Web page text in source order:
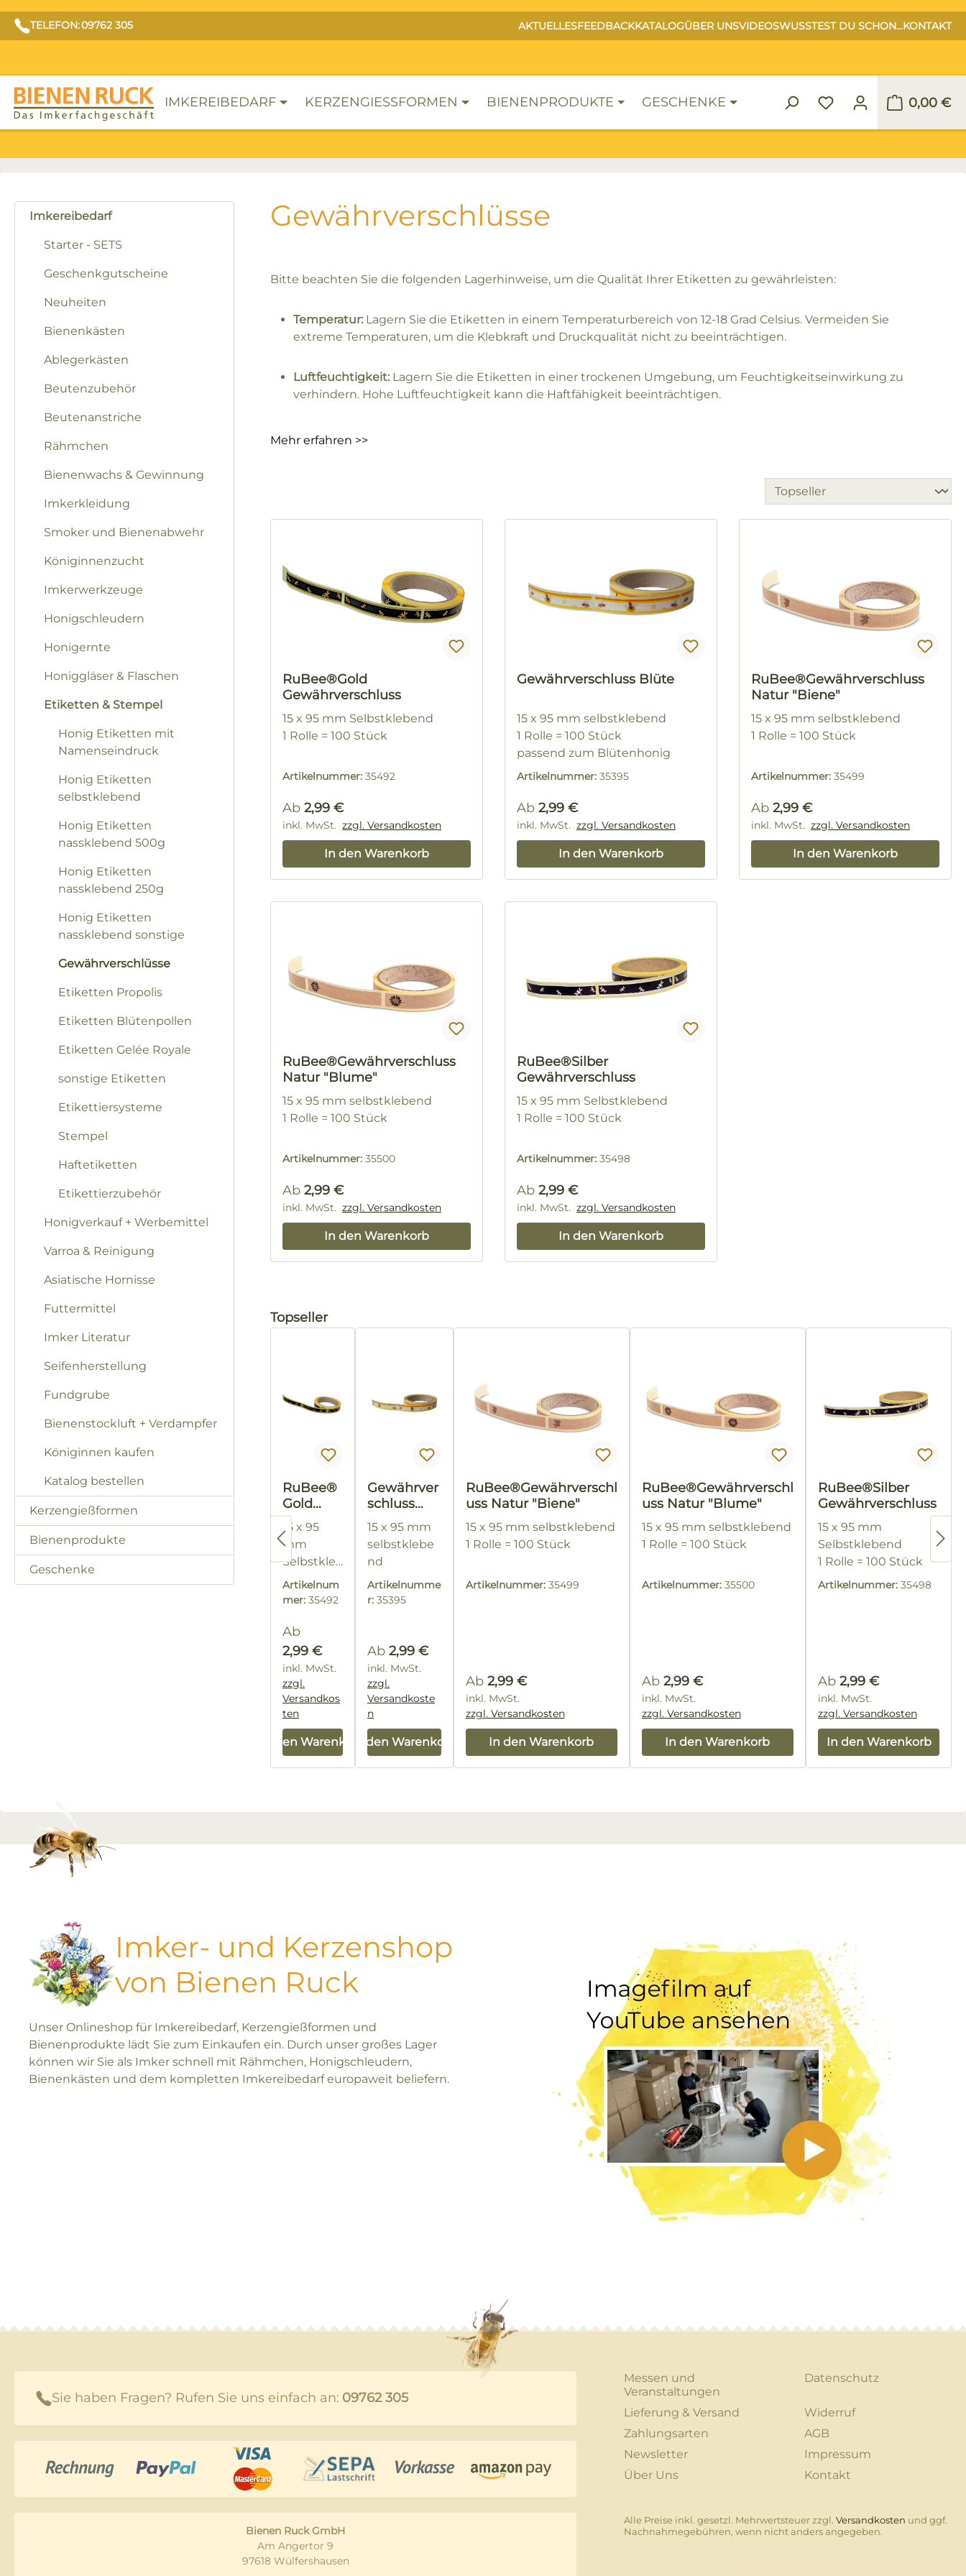
TELEFON: 09762 305 AKTUELLESFEEDBACKKATALOGÜBER UNSVIDEOSWUSSTEST DU SCHON...KONTAKT
IMKEREIBEDARF KERZENGIESSFORMEN BIENENPRODUKTE GESCHENKE 0,00 €
Imkereibedarf
Starter - SETS
Geschenkgutscheine
Neuheiten
Bienenkästen
Ablegerkästen
Beutenzubehör
Beutenanstriche
Rähmchen
Bienenwachs & Gewinnung
Imkerkleidung
Smoker und Bienenabwehr
Königinnenzucht
Imkerwerkzeuge
Honigschleudern
Honigernte
Honiggläser & Flaschen
Etiketten & Stempel
Honig Etiketten mit
Namenseindruck
Honig Etiketten
selbstklebend
Honig Etiketten
nassklebend 500g
Honig Etiketten
nassklebend 250g
Honig Etiketten
nassklebend sonstige
Gewährverschlüsse
Etiketten Propolis
Etiketten Blütenpollen
Etiketten Gelée Royale
sonstige Etiketten
Etikettiersysteme
Stempel
Haftetiketten
Etikettierzubehör
Honigverkauf + Werbemittel
Varroa & Reinigung
Asiatische Hornisse
Futtermittel
Imker Literatur
Seifenherstellung
Fundgrube
Bienenstockluft + Verdampfer
Königinnen kaufen
Katalog bestellen
Kerzengießformen
Bienenprodukte
Geschenke
Gewährverschlüsse
Bitte beachten Sie die folgenden Lagerhinweise, um die Qualität Ihrer Etiketten zu gewährleisten:
Temperatur: Lagern Sie die Etiketten in einem Temperaturbereich von 12-18 Grad Celsius. Vermeiden Sie
extreme Temperaturen, um die Klebkraft und Druckqualität nicht zu beeinträchtigen.
Luftfeuchtigkeit: Lagern Sie die Etiketten in einer trockenen Umgebung, um Feuchtigkeitseinwirkung zu
verhindern. Hohe Luftfeuchtigkeit kann die Haftfähigkeit beeinträchtigen.
Mehr erfahren >>
RuBee®Gold
Gewährverschluss
15 x 95 mm Selbstklebend
1 Rolle = 100 Stück
Artikelnummer: 35492
Regulärer Preis:
Ab 2,99 €
inkl. MwSt. zzgl. Versandkosten
In den Warenkorb
Gewährverschluss Blüte
15 x 95 mm selbstklebend
1 Rolle = 100 Stück
passend zum Blütenhonig
Etikett
Artikelnummer: 35395
Regulärer Preis:
Ab 2,99 €
inkl. MwSt. zzgl. Versandkosten
In den Warenkorb
RuBee®Gewährverschluss
Natur "Biene"
15 x 95 mm selbstklebend
1 Rolle = 100 Stück
Artikelnummer: 35499
Regulärer Preis:
Ab 2,99 €
inkl. MwSt. zzgl. Versandkosten
In den Warenkorb
RuBee®Gewährverschluss
Natur "Blume"
15 x 95 mm selbstklebend
1 Rolle = 100 Stück
Artikelnummer: 35500
Regulärer Preis:
Ab 2,99 €
inkl. MwSt. zzgl. Versandkosten
In den Warenkorb
RuBee®Silber
Gewährverschluss
15 x 95 mm Selbstklebend
1 Rolle = 100 Stück
Artikelnummer: 35498
Regulärer Preis:
Ab 2,99 €
inkl. MwSt. zzgl. Versandkosten
In den Warenkorb
Produktgalerie überspringen
Topseller
RuBee®
Gold
Gewährv
erschluss
15 x 95
mm
Selbstkle
bend
1 Rolle =
100 Stück
Artikelnum
mer: 35492
Regulärer Preis:
Ab
2,99 €
inkl. MwSt.
zzgl.
Versandkos
ten
In den Warenkorb
Gewährver
schluss
Blüte
15 x 95 mm
selbstklebe
nd
1 Rolle = 100
Stück
Blütenhonig
Etikett
Artikelnumme
r: 35395
Regulärer Preis:
Ab 2,99 €
inkl. MwSt.
zzgl.
Versandkoste
n
In den Warenkorb
RuBee®Gewährverschl
uss Natur "Biene"
15 x 95 mm selbstklebend
1 Rolle = 100 Stück
Artikelnummer: 35499
Regulärer Preis:
Ab 2,99 €
inkl. MwSt.
zzgl. Versandkosten
In den Warenkorb
RuBee®Gewährverschl
uss Natur "Blume"
15 x 95 mm selbstklebend
1 Rolle = 100 Stück
Artikelnummer: 35500
Regulärer Preis:
Ab 2,99 €
inkl. MwSt.
zzgl. Versandkosten
In den Warenkorb
RuBee®Silber
Gewährverschluss
15 x 95 mm
Selbstklebend
1 Rolle = 100 Stück
Artikelnummer:35498
Regulärer Preis:
Ab2,99 €
inkl. MwSt.
zzgl. Versandkosten
In den Warenkorb
Imker- und Kerzenshop
von Bienen Ruck
Unser Onlineshop für Imkereibedarf, Kerzengießformen und
Bienenprodukte lädt Sie zum Einkaufen ein. Durch unser großes Lager
können wir Sie als Imker schnell mit Rähmchen, Honigschleudern,
Bienenkästen und dem kompletten Imkereibedarf europaweit beliefern.
Sie haben Fragen? Rufen Sie uns einfach an: 09762 305
Bienen Ruck GmbH
Am Angertor 9
97618 Wülfershausen
Messen und
Veranstaltungen
Datenschutz
Lieferung & Versand
Widerruf
Zahlungsarten
AGB
Newsletter
Impressum
Über Uns
Kontakt
Alle Preise inkl. gesetzl. Mehrwertsteuer zzgl. Versandkosten und ggf.
Nachnahmegebühren, wenn nicht anders angegeben.